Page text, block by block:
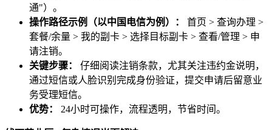
通"）。
操作路径示例（以中国电信为例）：
首页 > 查询办理 >
套餐/余量 > 我的副卡 > 选择目标副卡 > 查看/管理 > 申
请注销。
关键步骤：
仔细阅读注销条款，尤其关注违约金说明，
通过短信或人脸识别完成身份验证，提交申请后留意业
务受理短信。
优势：
24小时可操作，流程透明，节省时间。